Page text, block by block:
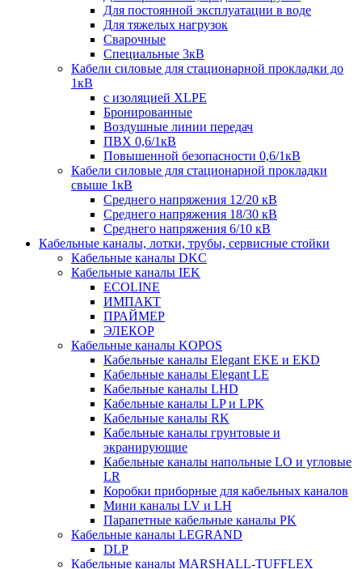
Для постоянной эксплуатации в воде
Для тяжелых нагрузок
Сварочные
Специальные 3кВ
Кабели силовые для стационарной прокладки до
1кВ
c изоляцией XLPE
Бронированные
Воздушные линии передач
ПВХ 0,6/1кВ
Повышенной безопасности 0,6/1кВ
Кабели силовые для стационарной прокладки
свыше 1кВ
Среднего напряжения 12/20 кВ
Среднего напряжения 18/30 кВ
Среднего напряжения 6/10 кВ
Кабельные каналы, лотки, трубы, сервисные стойки
Кабельные каналы DKC
Кабельные каналы IEK
ECOLINE
ИМПАКТ
ПРАЙМЕР
ЭЛЕКОР
Кабельные каналы KOPOS
Кабельные каналы Elegant EKE и EKD
Кабельные каналы Elegant LE
Кабельные каналы LHD
Кабельные каналы LP и LPK
Кабельные каналы RK
Кабельные каналы грунтовые и
экранирующие
Кабельные каналы напольные LO и угловые
LR
Коробки приборные для кабельных каналов
Мини каналы LV и LH
Парапетные кабельные каналы PK
Кабельные каналы LEGRAND
DLP
Кабельные каналы MARSHALL-TUFFLEX